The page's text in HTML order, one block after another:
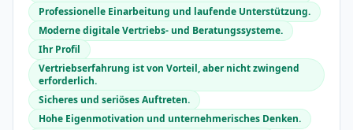
Professionelle Einarbeitung und laufende Unterstützung.
Moderne digitale Vertriebs- und Beratungssysteme.
Ihr Profil
Vertriebserfahrung ist von Vorteil, aber nicht zwingend
erforderlich.
Sicheres und seriöses Auftreten.
Hohe Eigenmotivation und unternehmerisches Denken.